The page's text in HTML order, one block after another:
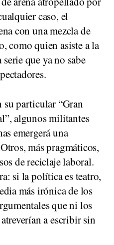
caso, el
con una mezcla de
como quien asiste a la
que ya no sabe
particular “Gran
algunos militantes
emergerá una
más pragmáticos,
de reciclaje laboral.
si la política es teatro,
más irónica de los
que ni los
a escribir sin